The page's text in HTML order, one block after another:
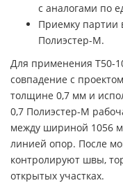
с аналогами по
Приемку партии
Полиэстер-М.
Для применения Т50-
совпадение с
толщине 0,7 мм и
0,7 Полиэстер-М
между шириной 1056
линией опор. После
контролируют швы,
открытых участках.